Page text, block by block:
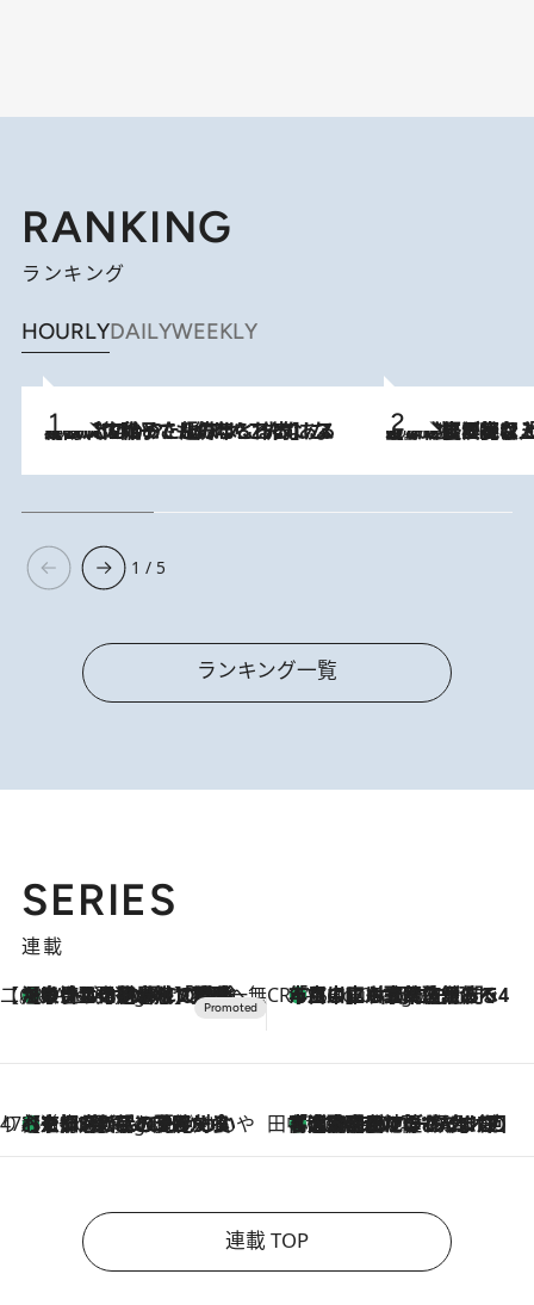
RANKING
ランキング
HOURLYDAILYWEEKLY
2026.8.5
【阿川佐和子さんの年とる力】なぜ70代で始めた趣味は“こんなに楽しい”のか？ ピアノ、俳句…スランプに陥っても続けられる“ある秘訣”とは 2026.8.5
【なぜ吉沢亮は「気配を消せる」のか？】興行収入208億の『国宝』を経て挑むミュージカル『ディア・エヴァン・ハンセン』。トップ俳優が舞台上でさらけ出した“孤独”とは
1 / 5
ランキング一覧
SERIES
連載
【CREA×星野リゾート】唯一無二。癒しと発見が待つ場所へ
6 Hours Ago
【トンボの足水浴】ヒノキの香りに包まれて涼感マックス！約13℃の湧水かけ流しを避暑地「星野温泉 トンボの湯」で体験 CREA'S CHOICE
8 Hours Ago
「立川にも歌舞伎があるんだよ」 片岡仁左衛門・市川中車ら豪華座組みで4年目の立川立飛歌舞伎へ
47都道府県の手みやげ ひんやりスイーツで夏を満喫
8 Hours Ago
【京都府】この夏絶対食べたい 冷やしておいしいおやつ3選 ひと口目から心を掴む新緑のテリーヌ 田中稲の勝手に再ブーム
2026.8.7
「湘南乃風に憧れて」観客大盛上がりの“タオル回し”に、ラッパー顔負けの高速歌唱まで…さだまさし（74）のアグレッシブすぎる現在地
連載 TOP